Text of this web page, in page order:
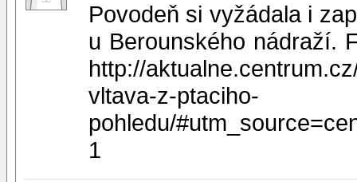
Povodeň si vyžádala i
u Berounského nádraží.
http://
vltava-z-ptaciho-
pohledu/
1